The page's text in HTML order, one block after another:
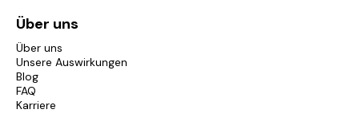
Über uns
Über uns
Unsere Auswirkungen
Blog
FAQ
Karriere